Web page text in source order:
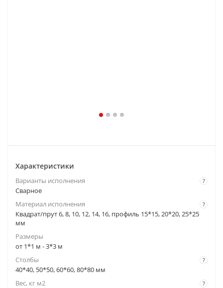
Характеристики
?
Варианты исполнения
Cварное
?
Материал исполнения
Квадрат/прут 6, 8, 10, 12, 14, 16, профиль 15*15, 20*20, 25*25
мм
Размеры
от 1*1 м - 3*3 м
?
Столбы
40*40, 50*50, 60*60, 80*80 мм
?
Вес, кг м2